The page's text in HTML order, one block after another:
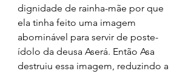
dignidade de rainha-mãe por que
ela tinha feito uma imagem
abominável para servir de poste-
ídolo da deusa Aserá. Então Asa
destruiu essa imagem, reduzindo a